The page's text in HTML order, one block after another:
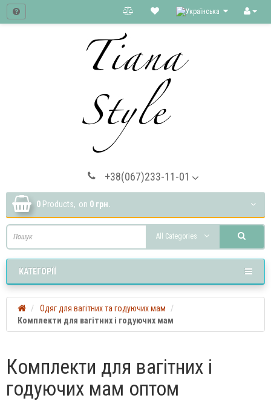
+38(067)233-11-01
0 Products, on 0 грн.
All Categories
КАТЕГОРІЇ
Одяг для вагітних та годуючих мам
Комплекти для вагітних і годуючих мам
Комплекти для вагітних і
годуючих мам оптом